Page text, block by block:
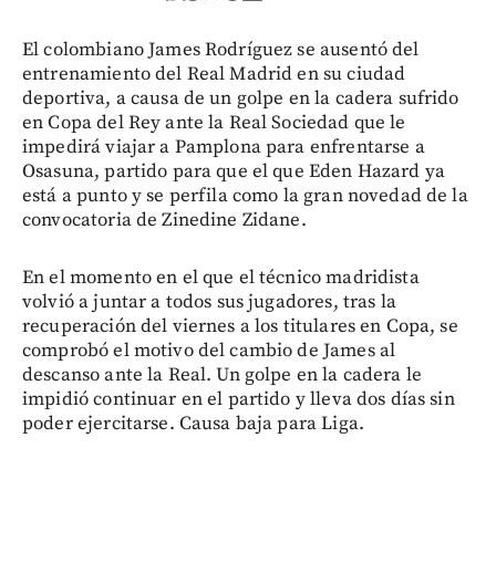
El colombiano James Rodríguez se ausentó del
entrenamiento del Real Madrid en su ciudad
deportiva, a causa de un golpe en la cadera sufrido
en Copa del Rey ante la Real Sociedad que le
impedirá viajar a Pamplona para enfrentarse a
Osasuna, partido para que el que Eden Hazard ya
está a punto y se perfila como la gran novedad de la
convocatoria de Zinedine Zidane.
En el momento en el que el técnico madridista
volvió a juntar a todos sus jugadores, tras la
recuperación del viernes a los titulares en Copa, se
comprobó el motivo del cambio de James al
descanso ante la Real. Un golpe en la cadera le
impidió continuar en el partido y lleva dos días sin
poder ejercitarse. Causa baja para Liga.